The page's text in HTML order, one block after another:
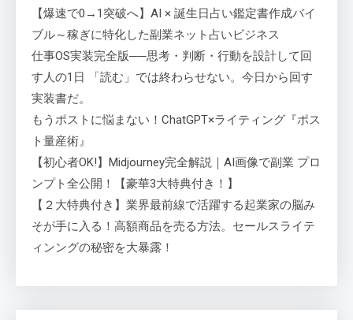
【爆速で0→1突破へ】AI × 誕生日占い鑑定書作成バイ
ブル～稼ぎに特化した副業ネット占いビジネス
仕事OS実装完全版──思考・判断・行動を設計して回
す人の1日 「読む」では終わらせない。今日から回す
実装書だ。
もうポストに悩まない！ChatGPT×ライティング『ポス
ト量産術』
【初心者OK!】Midjourney完全解説｜AI画像で副業 プロ
ンプト全公開！【豪華3大特典付き！】
【２大特典付き】業界最前線で活躍する起業家の脳み
そが手に入る！高額商品を売る方法。セールスライテ
ィンングの秘密を大暴露！